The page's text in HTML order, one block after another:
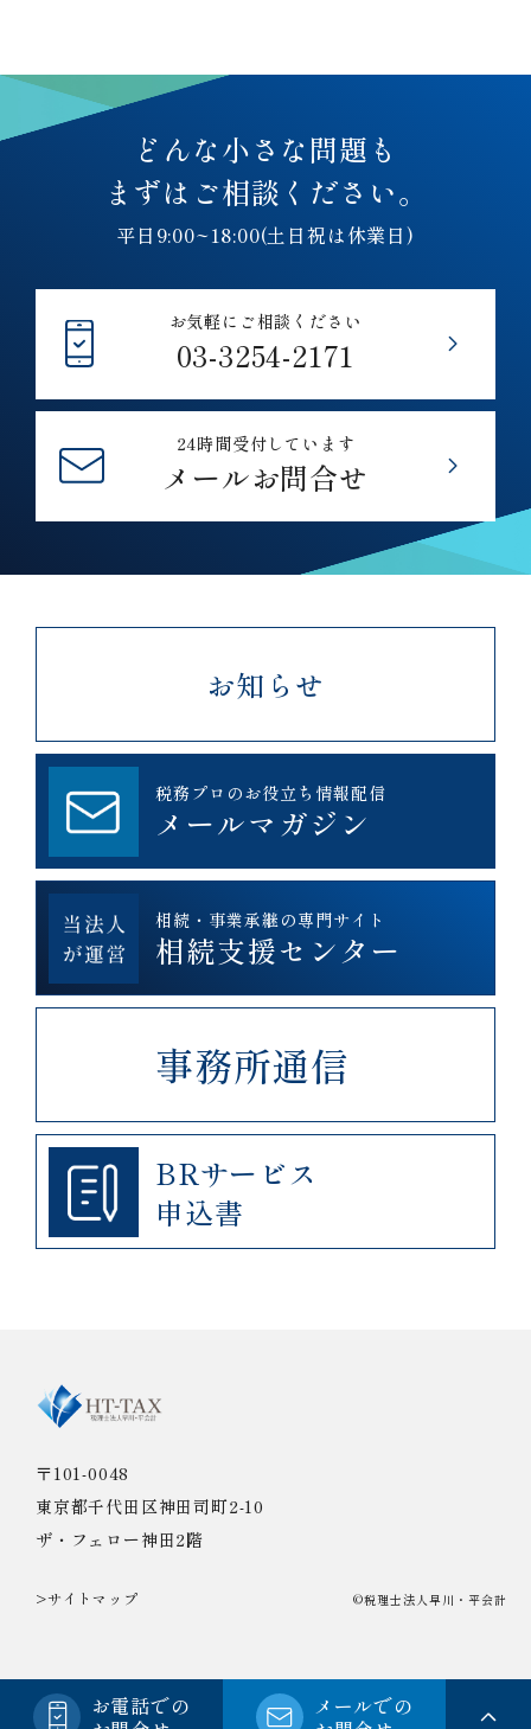
どんな小さな問題も
まずはご相談ください。
平日9:00~18:00(土日祝は休業日)
お気軽にご相談ください
03-3254-2171
24時間受付しています
メールお問合せ
お知らせ
税務プロのお役立ち情報配信
メールマガジン
相続・事業承継の専門サイト
相続支援センター
事務所通信
BRサービス
申込書
〒101-0048
東京都千代田区神田司町2-10
ザ・フェロー神田2階
>サイトマップ ©税理士法人早川・平会計
お電話での
メールでの